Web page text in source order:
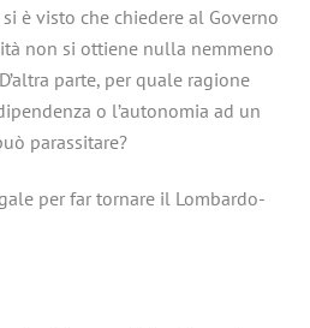
è visto che chiedere al Governo
non si ottiene nulla nemmeno
parte, per quale ragione
o l’autonomia ad un
parassitare?
per far tornare il Lombardo-